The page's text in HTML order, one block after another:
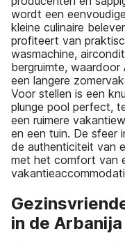
wordt een
kleine culinaire
profiteert van
wasmachine,
bergruimte,
een langere
Voor stellen is een
plunge pool perfect,
een ruimere
en een tuin. De sfeer
de authenticiteit van
met het comfort van
in de Arbanija